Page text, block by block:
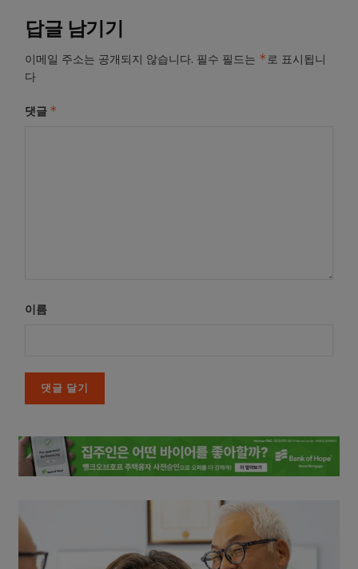
답글 남기기
이메일 주소는 공개되지 않습니다. 필수 필드는 *로 표시됩니
다
댓글 *
이름